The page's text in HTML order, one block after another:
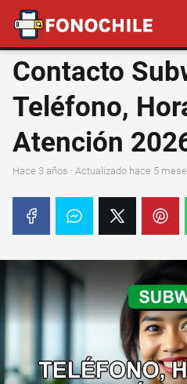
Contacto
Teléfono,
Atención
hace 3 años · Actualizado hace 5